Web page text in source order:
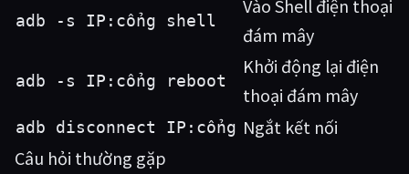
adb -s IP:cổng shell
Vào Shell điện thoại
đám mây
adb -s IP:cổng reboot
Khởi động lại điện
thoại đám mây
adb disconnect IP:cổng Ngắt kết nối
Câu hỏi thường gặp